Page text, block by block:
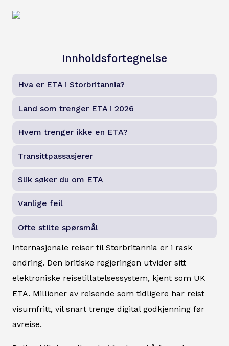
Innholdsfortegnelse
Hva er ETA i Storbritannia?
Land som trenger ETA i 2026
Hvem trenger ikke en ETA?
Transittpassasjerer
Slik søker du om ETA
Vanlige feil
Ofte stilte spørsmål
Internasjonale reiser til Storbritannia er i rask
endring. Den britiske regjeringen utvider sitt
elektroniske reisetillatelsessystem, kjent som UK
ETA. Millioner av reisende som tidligere har reist
visumfritt, vil snart trenge digital godkjenning før
avreise.